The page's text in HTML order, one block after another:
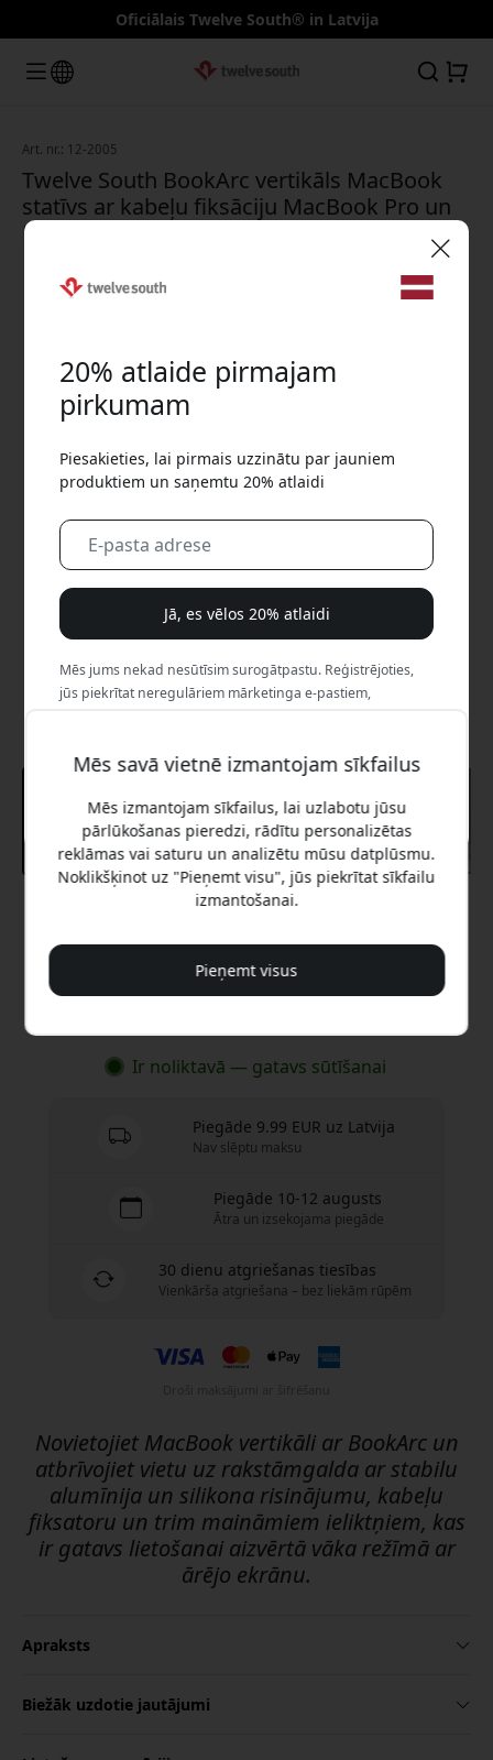
Oficiālais Twelve South® in Latvija
Art. nr.: 12-2005
Twelve South BookArc vertikāls MacBook
statīvs ar kabeļu fiksāciju MacBook Pro un
MacBook Air - Kosmosa pelēks
29.99 EUR
Ir noliktavā — gatavs sūtīšanai
Piegāde 9.99 EUR uz Latvija
Nav slēptu maksu
Piegāde 10-12 augusts
Ātra un izsekojama piegāde
30 dienu atgriešanas tiesības
Vienkārša atgriešana – bez liekām rūpēm
Novietojiet MacBook vertikāli ar BookArc un
atbrīvojiet vietu uz rakstāmgalda ar stabilu
alumīnija un silikona risinājumu, kabeļu
fiksatoru un trim maināmiem ieliktņiem, kas
ir gatavs lietošanai aizvērtā vāka režīmā ar
ārējo ekrānu.
Apraksts
Biežāk uzdotie jautājumi
Mēs savā vietnē izmantojam sīkfailus
Mēs izmantojam sīkfailus, lai uzlabotu jūsu
pārlūkošanas pieredzi, rādītu personalizētas
reklāmas vai saturu un analizētu mūsu datplūsmu.
Noklikšķinot uz "Pieņemt visu", jūs piekrītat sīkfailu
izmantošanai.
Pieņemt visus
20% atlaide pirmajam
pirkumam
Piesakieties, lai pirmais uzzinātu par jauniem
produktiem un saņemtu 20% atlaidi
Jā, es vēlos 20% atlaidi
Mēs jums nekad nesūtīsim surogātpastu. Reģistrējoties,
jūs piekrītat neregulāriem mārketinga e-pastiem,
Nē, es labāk maksātu pilnu cenu.
🎉 Jūsu atlaižu kods:
Izmantojiet šo kodu, veicot pasūtījumu, lai
saņemtu 20% atlaidi.